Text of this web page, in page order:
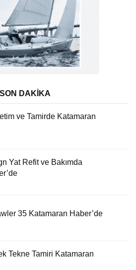
SON DAKİKA
ve Tamirde Katamaran
Yat Refit ve Bakımda
35 Katamaran Haber’de
Tekne Tamiri Katamaran